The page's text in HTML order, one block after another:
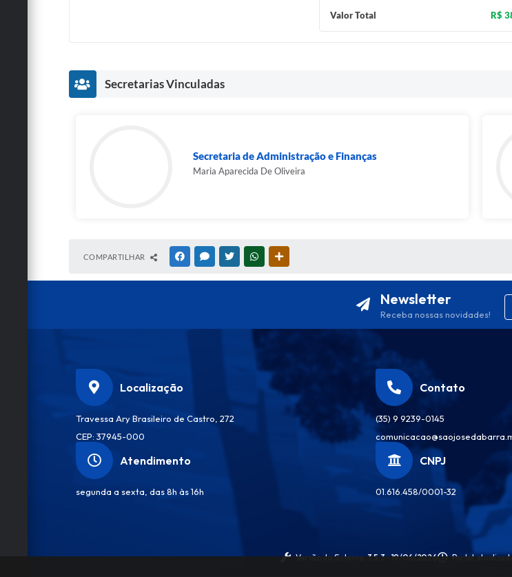
Valor Total R$
Secretarias Vinculadas
Secretaria de Administração e Finanças
Maria Aparecida De Oliveira
COMPARTILHAR FACEBOOKMESSENGER
TWITTERWHATSAPP
Newsletter
Receba nossas novidades!
Localização
Travessa Ary Brasileiro de Castro, 272
CEP: 37945-000
Contato
(35) 9 9239-0145
Atendimento
segunda a sexta, das 8h às 16h
CNPJ
01.616.458/0001-32
Versão do Sistema:3.5.3 - 19/06/2026 Portal